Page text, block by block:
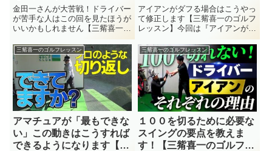
ません【三觜喜一のゴルフ
レッスン】
金田一さんが大苦戦！ドライバー
が苦手な人はこの回を見たほうが
いいかもしれません【三觜喜一の
ゴルフレッスン】アイアンではプ
ロを凌ぐ球を打つ金田一さんです
が、ドライバーだと別人のように
なってしまいます。見たところ明
らかに力み過ぎですが、今回の
レ...
アイアンがダフる場合はこうやっ
て修正します【三觜喜一のゴルフ
レッスン】今回は『アイアンがダ
す』についてのレッスンです。ゴ
ルフコーチ三觜喜一によるゴルフ
レッスン動画 『三觜喜一のゴル
フレッスン』 。三觜喜一のゴル
フ...
三觜喜一のゴルフレッスン
アマチュアが「最もできな
い」この動きはこうすれば
できるようになります【三
三觜喜一のゴルフレッスン
１００を切るために必要な
スイングの要点を教えま
す！【三觜喜一のゴルフレ